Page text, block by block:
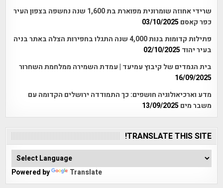
שרידי אחוזה שומרונית מפוארת בת 1,600 שנה נחשפה בצפון העיר
כפר קאסם 03/10/2025
פתילות קדומות בנות 4,000 שנה התגלו בחפירות הצלה באתר בניה
בעיר יהוד 02/10/2025
בית הגמדים של קיבוץ עמיעד | עמדת השמירה ממלחמת השחרור
16/09/2025
מדע וארכיאולוגיה חושפים: כך התמודדה ירושלים הקדומה עם
משבר מים 13/09/2025
TRANSLATE THIS SITE!
Powered by Translate